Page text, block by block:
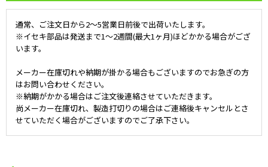
通常、ご注文日から2～5営業日前後で出荷いたします。
※イセキ部品は発送まで1～2週間(最大1ヶ月)ほどかかる場合がござ
います。
メーカー在庫切れや納期が掛かる場合もございますのでお急ぎの方
はお問い合わせください。
※納期がかかる場合はご注文後連絡させていただきます。
尚メーカー在庫切れ、製造打切りの場合はご連絡後キャンセルとさ
せていただく場合がございますのでご了承下さい。